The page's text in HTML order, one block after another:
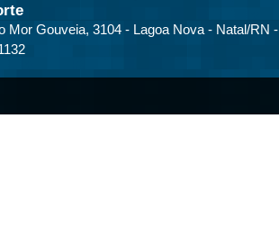
Mor Gouveia, 3104 - Lagoa Nova - Natal/RN